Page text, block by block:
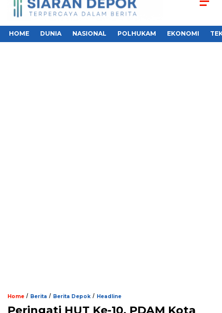
HOME DUNIA NASIONAL POLHUKAM EKONOMI
Home / Berita / Berita Depok / Headline